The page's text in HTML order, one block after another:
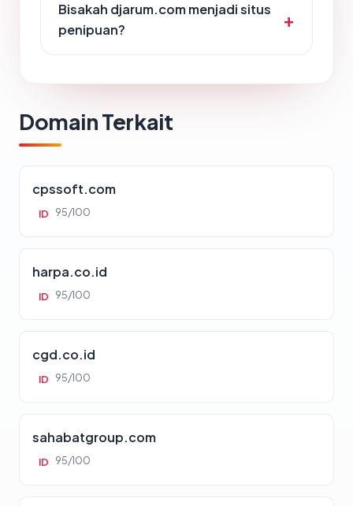
Bisakah djarum.com menjadi situs
penipuan?
Domain Terkait
cpssoft.com
ID 95/100
harpa.co.id
ID 95/100
cgd.co.id
ID 95/100
sahabatgroup.com
ID 95/100